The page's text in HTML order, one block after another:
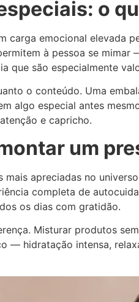
o
carga emocional elevada
à pessoa se
que são especialmente
o conteúdo. Uma
algo especial antes
e capricho.
um
apreciadas no
completa de
os dias com gratidão.
Misturar produtos
— hidratação intensa,